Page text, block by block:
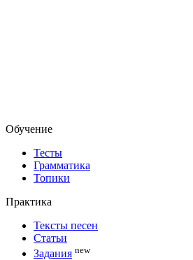
Обучение
Тесты
Грамматика
Топики
Практика
Тексты песен
Статьи
Задания new